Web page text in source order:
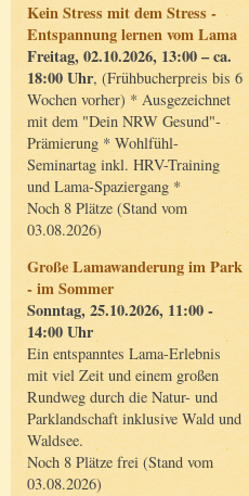
Kein Stress mit dem Stress -
Entspannung lernen vom Lama
Freitag, 02.10.2026, 13:00 – ca.
18:00 Uhr, (Frühbucherpreis bis 6
Wochen vorher) * Ausgezeichnet
mit dem "Dein NRW Gesund"-
Prämierung * Wohlfühl-
Seminartag inkl. HRV-Training
und Lama-Spaziergang *
Noch 8 Plätze (Stand vom
03.08.2026)
Große Lamawanderung im Park
- im Sommer
Sonntag, 25.10.2026, 11:00 -
14:00 Uhr
Ein entspanntes Lama-Erlebnis
mit viel Zeit und einem großen
Rundweg durch die Natur- und
Parklandschaft inklusive Wald und
Waldsee.
Noch 8 Plätze frei (Stand vom
03.08.2026)